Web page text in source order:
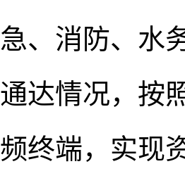
急、消防、水
通达情况，按
频终端，实现